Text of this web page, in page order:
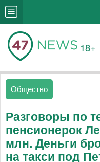
18+
Общество
Разговоры по
пенсионерок
млн. Деньги
на такси под